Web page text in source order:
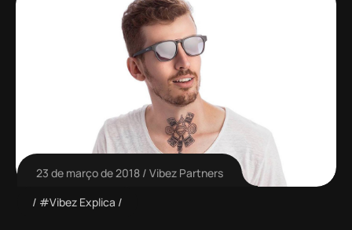
23 de março de 2018
Vibez Partners
#Vibez Explica